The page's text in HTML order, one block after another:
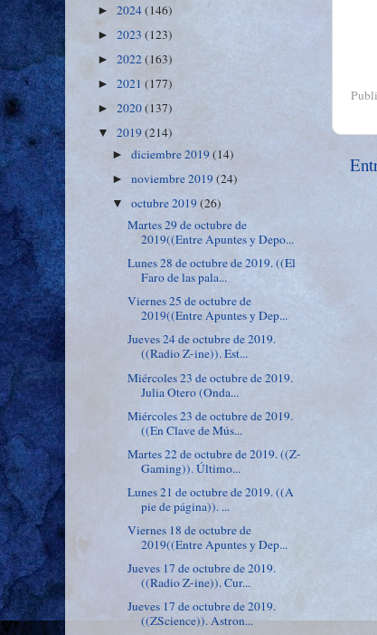
► 2024(146)
► 2023 (123)
► 2022(163)
► 2021 (177)
► 2020(137)
▼ 2019(214)
►diciembre 2019(14)
►noviembre 2019(24)
▼octubre 2019(26)
Martes 29 de octubre de
2019((Entre Apuntes y Depo...
Lunes 28 de octubre de 2019. ((El
Faro de las pala...
Viernes 25 de octubre de
2019((Entre Apuntes y Dep...
Jueves 24 de octubre de 2019.
((Radio Z-ine)). Est...
Miércoles 23 de octubre de 2019.
Julia Otero (Onda...
Miércoles 23 de octubre de 2019.
((En Clave de Mús...
Martes 22 de octubre de 2019. ((Z-
Gaming)). Último...
Lunes 21 de octubre de 2019. ((A
pie de página)). ...
Viernes 18 de octubre de
2019((Entre Apuntes y Dep...
Jueves 17 de octubre de 2019.
((Radio Z-ine)). Cur...
Jueves 17 de octubre de 2019.
((ZScience)). Astron...